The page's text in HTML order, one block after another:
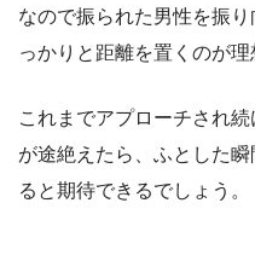
なので振られた男性を振
っかりと距離を置くのが理
これまでアプローチされ
が途絶えたら、ふとした
ると期待できるでしょう。